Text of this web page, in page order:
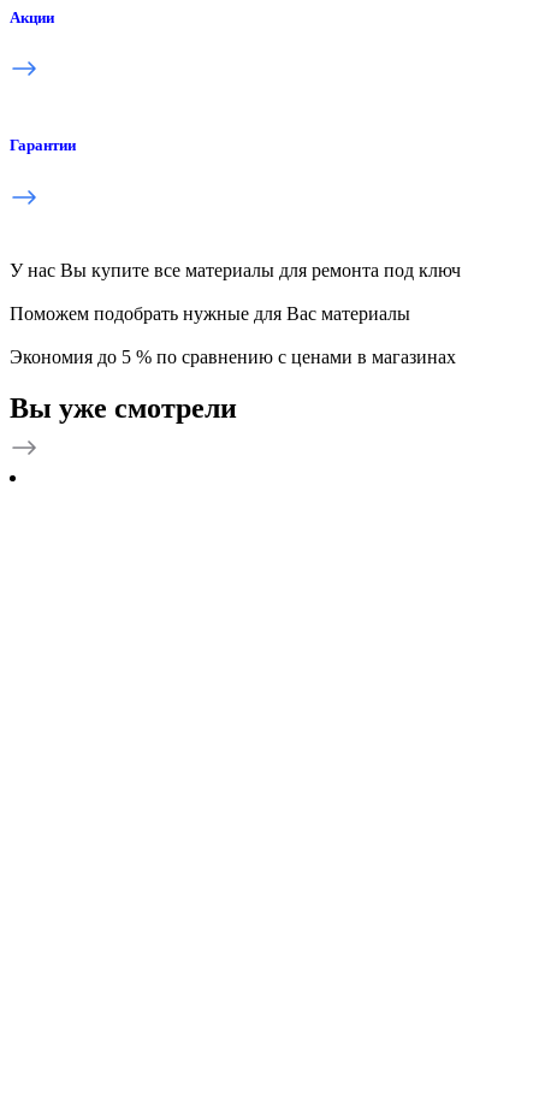
Акции
Гарантии
У нас Вы купите все материалы для ремонта под ключ
Поможем подобрать нужные для Вас материалы
Экономия до 5 % по сравнению с ценами в магазинах
Вы уже смотрели